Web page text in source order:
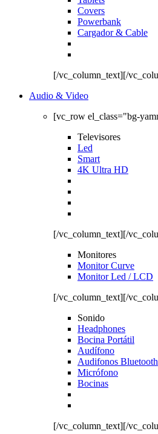
Covers
Powerbank
Cargador & Cable
[/vc_column_text][/
Audio & Video
[vc_row el_class="bg-
Televisores
Led
Smart
4K Ultra HD
[/vc_column_text][/
Monitores
Monitor Curve
Monitor Led / LCD
[/vc_column_text][/
Sonido
Headphones
Bocina Portátil
Audífono
Audifonos Bluetooth
Micrófono
Bocinas
[/vc_column_text][/